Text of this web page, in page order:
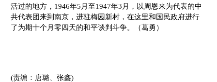
活过的地方，1946年5月至1947年3月，以周恩来为代表的中
共代表团来到南京，进驻梅园新村，在这里和国民政府进行
了为期十个月零四天的和平谈判斗争。（葛勇）
(责编：唐璐、张鑫)